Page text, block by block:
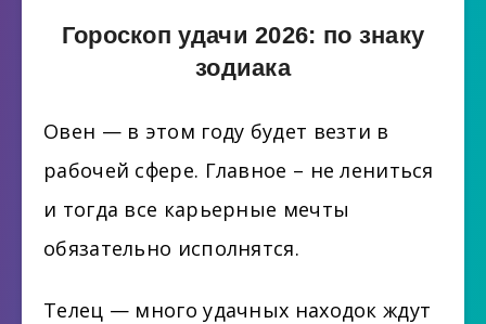
Гороскоп удачи 2026: по знаку
зодиака
Овен — в этом году будет везти в
рабочей сфере. Главное – не лениться
и тогда все карьерные мечты
обязательно исполнятся.
Телец — много удачных находок ждут